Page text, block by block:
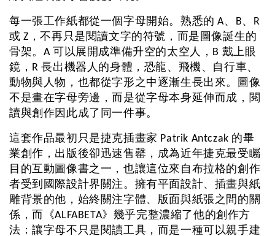
每一張工作紙都從一個字母開始。熟悉的 A、B、R
或 Z，不再只是閱讀文字的符號，而是圖像誕生的
骨架。A 可以展開成準備升空的太空人，B 戴上眼
鏡，R 長出機器人的身體，恐龍、飛機、自行車、
動物與人物，也都從字形之中逐漸生長出來。圖像
不是畫在字母旁邊，而是從字母本身延伸而成，閱
讀與創作因此成了同一件事。
這套作品最初只是捷克插畫家 Patrik Antczak 的畢
業創作，出版後卻迅速售罄，成為近年捷克最受矚
目的互動圖像書之一，也讓這位來自布拉格的創作
者受到國際設計界關注。擁有平面設計、插畫與紙
雕背景的他，始終關注字體、版面與紙張之間的關
係，而《ALFABETA》幾乎完整濃縮了他的創作方
法：讓字母不只是閱讀工具，而是一種可以親手建